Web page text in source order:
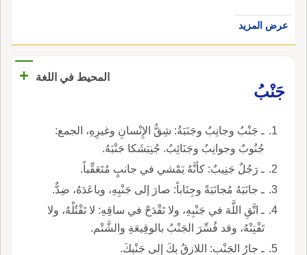
عرض المزيد
المحيط في اللغة
+
جَنْبُ
ـ جَنْبُ وجانِبُ وجَنَبَةُ: شِقُّ الإِنْسانِ وغيرِهِ، الجمع:
جُنُوبٌ وجوانِبُ وجَنَائِبُ. جُنِبَشَكا جَنْبَهُ.
ـ رَجُلٌ جَنِيبٌ: كأنَّهُ يَمْشي في جانبٍ مُتَعَقِّباً.
ـ جانَبَهُ مُجانَبَةً وجِنَاباً: صارَ إلى جَنْبِهِ، وباعَدَهُ، ضِدٌّ.
ـ اتَّقِ اللَّهَ في جَنْبِهِ، ولا تَقْدَحْ في ساقِهِ: لا تَقْتُلْهُ، ولا
تَفْتِنْهُ، وقد فُسِّرَ الجَنْبُ بالوقِيعَةِ والشَّتْم.
ـ جارُ الجَنْب: اللازِقُ بِكَ إلى جَنْبِكَ.